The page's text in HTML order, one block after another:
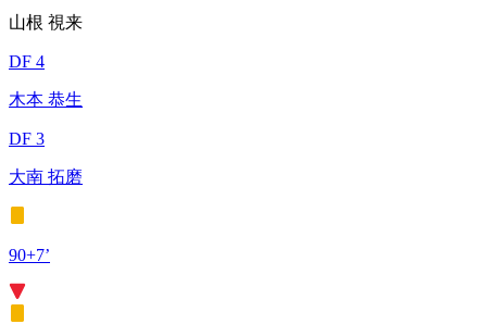
山根 視来
DF 4
木本 恭生
DF 3
大南 拓磨
90+7’